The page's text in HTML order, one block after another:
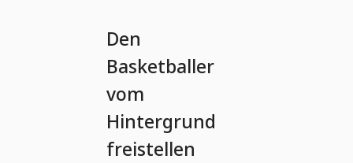
Den
Basketballer
vom
Hintergrund
freistellen